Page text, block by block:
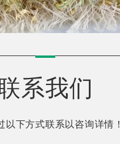
系我们
以下方式联系以咨询详情！